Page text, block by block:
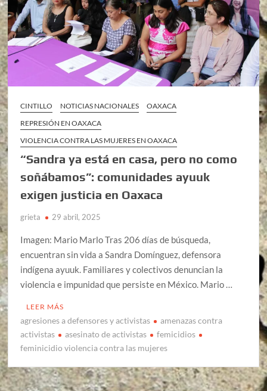
CINTILLO NOTICIAS NACIONALES
OAXACA
REPRESIÓN EN OAXACA
VIOLENCIA CONTRA LAS MUJERES EN OAXACA
“Sandra ya está en casa, pero no como
soñábamos”: comunidades ayuuk
exigen justicia en Oaxaca
grieta 29 abril, 2025
Imagen: Mario Marlo Tras 206 días de búsqueda,
encuentran sin vida a Sandra Domínguez, defensora
indígena ayuuk. Familiares y colectivos denuncian la
violencia e impunidad que persiste en México. Mario …
LEER MÁS
agresiones a defensores y activistas
amenazas contra
activistas
asesinato de activistas
femicidios
feminicidio violencia contra las mujeres